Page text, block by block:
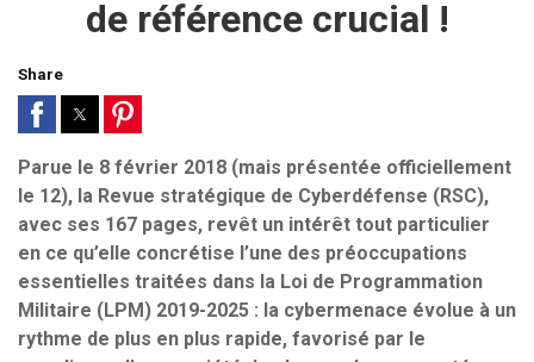
de référence crucial !
Share
Parue le 8 février 2018 (mais présentée officiellement
le 12), la Revue stratégique de Cyberdéfense (RSC),
avec ses 167 pages, revêt un intérêt tout particulier
en ce qu’elle concrétise l’une des préoccupations
essentielles traitées dans la Loi de Programmation
Militaire (LPM) 2019-2025 : la cybermenace évolue à un
rythme de plus en plus rapide, favorisé par le